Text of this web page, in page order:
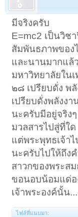
มีจริงครับ
E=mc2 เป็นวิช
สัมพันธภาพของ
และนานมากแล้
มหาวิทยาลัยใน
๒๘ เปรียบดั่ง พ
เปรียบดั่งพลังงา
นะครับมีอยู่จริง
มวลสารไปสู่ที่ใด
แต่พระพุทธเจ้า
นะครับไปให้ถึงค
สาวกของพระส
ขอนอบน้อมแด่อ
เจ้าพระองค์นั้น
ไฟล์ที่แนบมา: